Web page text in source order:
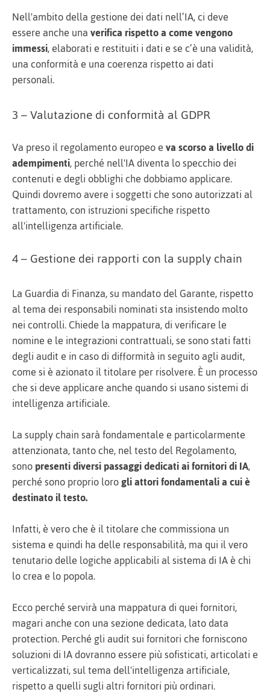
Nell'ambito della gestione dei dati nell’IA, ci deve
essere anche unaverifica rispetto a come vengono
immessi, elaborati e restituiti i dati e se c’è una validità,
una conformità e una coerenza rispetto ai dati
personali.
3 – Valutazione di conformità al GDPR
Va preso il regolamento europeo eva scorso a livello di
adempimenti, perché nell'IA diventa lo specchio dei
contenuti e degli obblighi che dobbiamo applicare.
Quindi dovremo avere i soggetti che sono autorizzati al
trattamento, con istruzioni specifiche rispetto
all'intelligenza artificiale.
4 – Gestione dei rapporti con la supply chain
La Guardia di Finanza, su mandato del Garante, rispetto
al tema dei responsabili nominati sta insistendo molto
nei controlli. Chiede la mappatura, di verificare le
nomine e le integrazioni contrattuali, se sono stati fatti
degli audit e in caso di difformità in seguito agli audit,
come si è azionato il titolare per risolvere. È un processo
che si deve applicare anche quando si usano sistemi di
intelligenza artificiale.
La supply chain sarà fondamentale e particolarmente
attenzionata, tanto che, nel testo del Regolamento,
sonopresenti diversi passaggi dedicati ai fornitori di IA,
perché sono proprio lorogli attori fondamentali a cui è
destinato il testo.
Infatti, è vero che è il titolare che commissiona un
sistema e quindi ha delle responsabilità, ma qui il vero
tenutario delle logiche applicabili al sistema di IA è chi
lo crea e lo popola.
Ecco perché servirà una mappatura di quei fornitori,
magari anche con una sezione dedicata, lato data
protection. Perché gli audit sui fornitori che forniscono
soluzioni di IA dovranno essere più sofisticati, articolati e
verticalizzati, sul tema dell'intelligenza artificiale,
rispetto a quelli sugli altri fornitori più ordinari.